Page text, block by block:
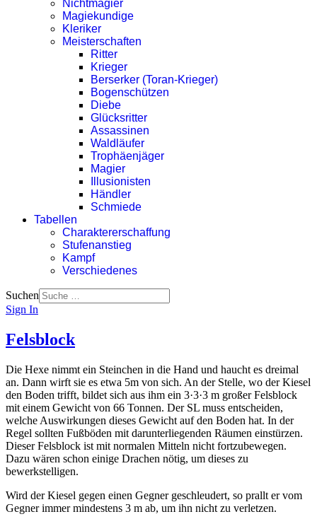
Nichtmagier
Magiekundige
Kleriker
Meisterschaften
Ritter
Krieger
Berserker (Toran-Krieger)
Bogenschützen
Diebe
Glücksritter
Assassinen
Waldläufer
Trophäenjäger
Magier
Illusionisten
Händler
Schmiede
Tabellen
Charaktererschaffung
Stufenanstieg
Kampf
Verschiedenes
Suchen
Sign In
Felsblock
Die Hexe nimmt ein Steinchen in die Hand und haucht es dreimal
an. Dann wirft sie es etwa 5m von sich. An der Stelle, wo der Kiesel
den Boden trifft, bildet sich aus ihm ein 3·3·3 m großer Felsblock
mit einem Gewicht von 66 Tonnen. Der SL muss entscheiden,
welche Auswirkungen dieses Gewicht auf den Boden hat. In der
Regel sollten Fußböden mit darunterliegenden Räumen einstürzen.
Dieser Felsblock ist mit normalen Mitteln nicht fortzubewegen.
Dazu wären schon einige Drachen nötig, um dieses zu
bewerkstelligen.
Wird der Kiesel gegen einen Gegner geschleudert, so prallt er vom
Gegner immer mindestens 3 m ab, um ihn nicht zu verletzen.